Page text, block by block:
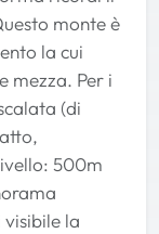
monte è
la cui
mezza. Per i
(di
500m
la